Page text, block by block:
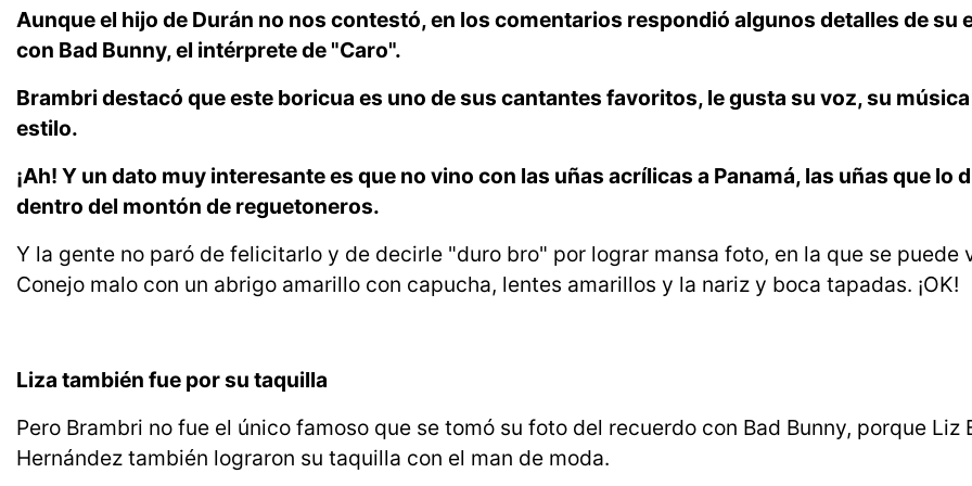
Aunque el hijo de Durán no nos contestó, en los comentarios respondió algunos detalles de su
con Bad Bunny, el intérprete de "Caro".
Brambri destacó que este boricua es uno de sus cantantes favoritos, le gusta su voz, su
estilo.
¡Ah! Y un dato muy interesante es que no vino con las uñas acrílicas a Panamá, las uñas que lo
dentro del montón de reguetoneros.
Y la gente no paró de felicitarlo y de decirle "duro bro" por lograr mansa foto, en la que se puede
Conejo malo con un abrigo amarillo con capucha, lentes amarillos y la nariz y boca tapadas. ¡OK!
Liza también fue por su taquilla
Pero Brambri no fue el único famoso que se tomó su foto del recuerdo con Bad Bunny, porque Liz
Hernández también lograron su taquilla con el man de moda.